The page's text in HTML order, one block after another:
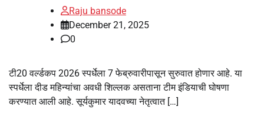
Raju bansode
December 21, 2025
0
टी20 वर्ल्डकप 2026 स्पर्धेला 7 फेब्रुवारीपासून सुरुवात होणार आहे. या
स्पर्धेला दीड महिन्यांचा अवधी शिल्लक असताना टीम इंडियाची घोषणा
करण्यात आली आहे. सूर्यकुमार यादवच्या नेतृत्वात […]